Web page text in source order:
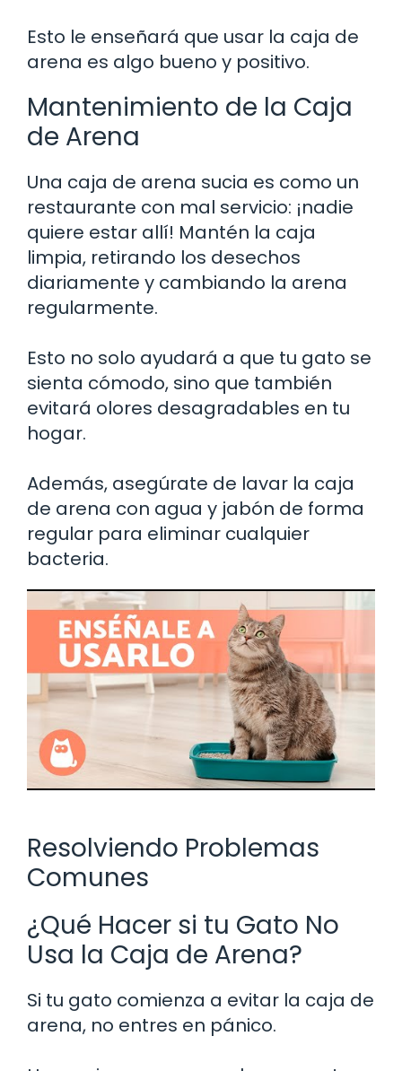
Esto le enseñará que usar la caja de
arena es algo bueno y positivo.
Mantenimiento de la Caja
de Arena
Una caja de arena sucia es como un
restaurante con mal servicio: ¡nadie
quiere estar allí! Mantén la caja
limpia, retirando los desechos
diariamente y cambiando la arena
regularmente.
Esto no solo ayudará a que tu gato se
sienta cómodo, sino que también
evitará olores desagradables en tu
hogar.
Además, asegúrate de lavar la caja
de arena con agua y jabón de forma
regular para eliminar cualquier
bacteria.
Resolviendo Problemas
Comunes
¿Qué Hacer si tu Gato No
Usa la Caja de Arena?
Si tu gato comienza a evitar la caja de
arena, no entres en pánico.